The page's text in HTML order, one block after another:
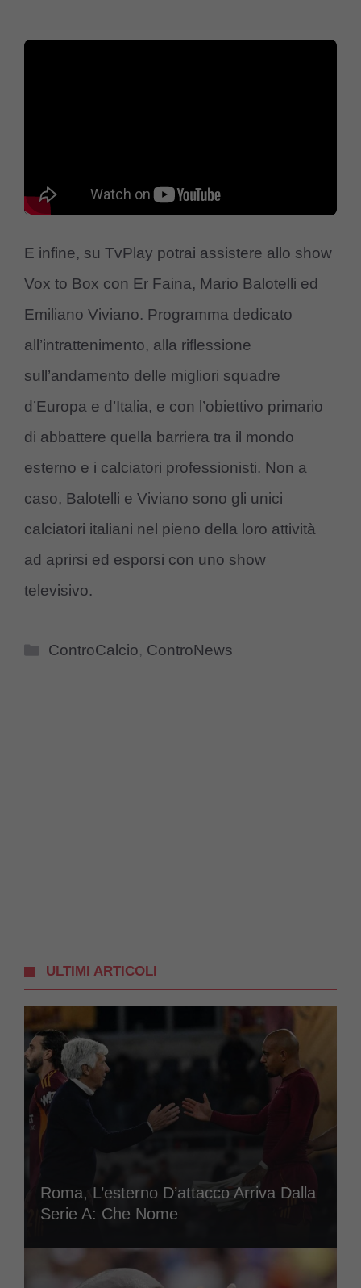
E infine, su TvPlay potrai assistere allo show
Vox to Box con Er Faina, Mario Balotelli ed
Emiliano Viviano. Programma dedicato
all’intrattenimento, alla riflessione
sull’andamento delle migliori squadre
d’Europa e d’Italia, e con l’obiettivo primario
di abbattere quella barriera tra il mondo
esterno e i calciatori professionisti. Non a
caso, Balotelli e Viviano sono gli unici
calciatori italiani nel pieno della loro attività
ad aprirsi ed esporsi con uno show
televisivo.
Categorie
ControCalcio, ControNews
ULTIMI ARTICOLI
Roma, L’esterno D’attacco Arriva Dalla
Serie A: Che Nome